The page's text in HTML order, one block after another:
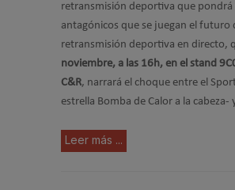
retransmisión deportiva que pondrá
antagónicos que se juegan el futuro
retransmisión deportiva en directo,
noviembre, a las 16h, en el stand
C&R, narrará el choque entre el
estrella Bomba de Calor a la cabeza-
Leer más ...